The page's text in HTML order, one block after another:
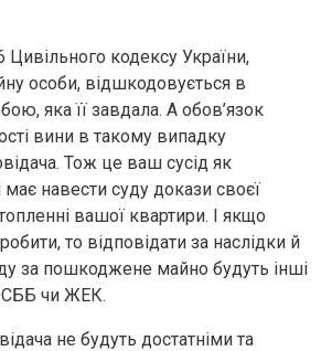
Цивільного кодексу України,
особи, відшкодовується в
яка її завдала. А обов’язок
вини в такому випадку
Тож це ваш сусід як
має навести суду докази своєї
вашої квартири. І якщо
то відповідати за наслідки й
за пошкоджене майно будуть інші
чи ЖЕК.
не будуть достатніми та